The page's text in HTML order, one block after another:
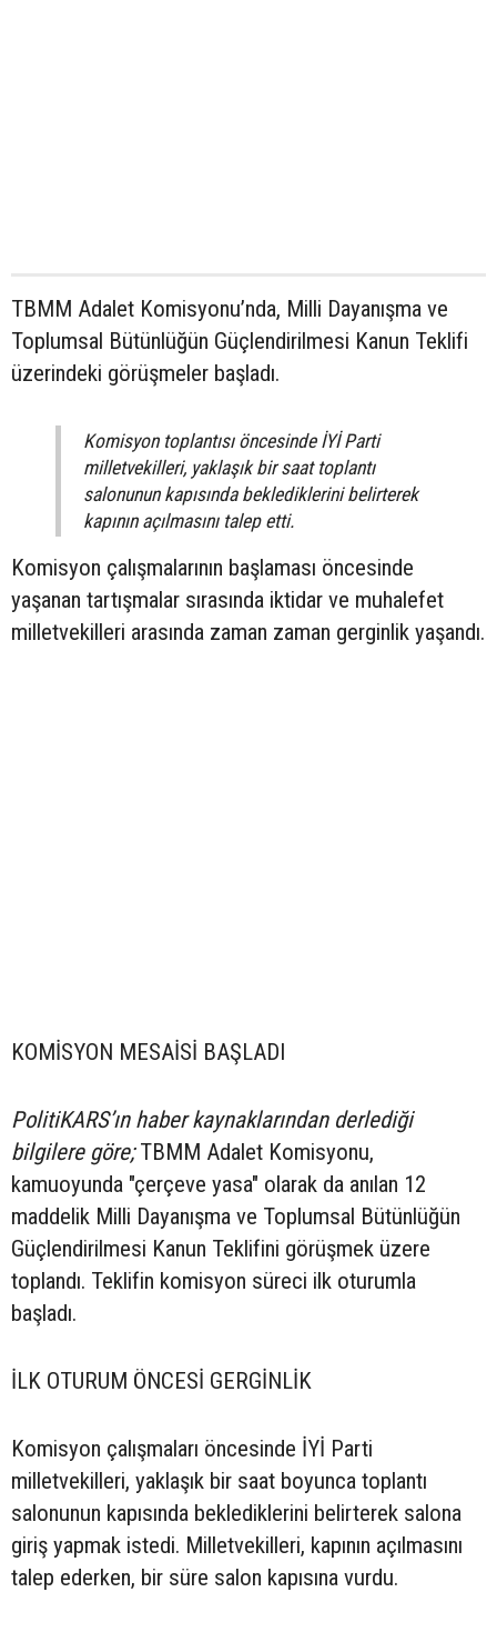
TBMM Adalet Komisyonu’nda, Milli Dayanışma ve
Toplumsal Bütünlüğün Güçlendirilmesi Kanun Teklifi
üzerindeki görüşmeler başladı.
Komisyon toplantısı öncesinde İYİ Parti
milletvekilleri, yaklaşık bir saat toplantı
salonunun kapısında beklediklerini belirterek
kapının açılmasını talep etti.
Komisyon çalışmalarının başlaması öncesinde
yaşanan tartışmalar sırasında iktidar ve muhalefet
milletvekilleri arasında zaman zaman gerginlik yaşandı.
KOMİSYON MESAİSİ BAŞLADI
PolitiKARS’ın haber kaynaklarından derlediği
bilgilere göre;TBMM Adalet Komisyonu,
kamuoyunda "çerçeve yasa" olarak da anılan 12
maddelik Milli Dayanışma ve Toplumsal Bütünlüğün
Güçlendirilmesi Kanun Teklifini görüşmek üzere
toplandı. Teklifin komisyon süreci ilk oturumla
başladı.
İLK OTURUM ÖNCESİ GERGİNLİK
Komisyon çalışmaları öncesinde İYİ Parti
milletvekilleri, yaklaşık bir saat boyunca toplantı
salonunun kapısında beklediklerini belirterek salona
giriş yapmak istedi. Milletvekilleri, kapının açılmasını
talep ederken, bir süre salon kapısına vurdu.